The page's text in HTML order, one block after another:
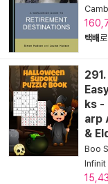
택배
ks -
arp
&
Boo